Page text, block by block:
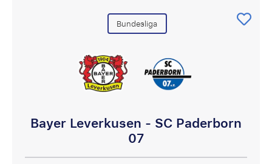
Bundesliga
Bayer Leverkusen - SC Paderborn
07